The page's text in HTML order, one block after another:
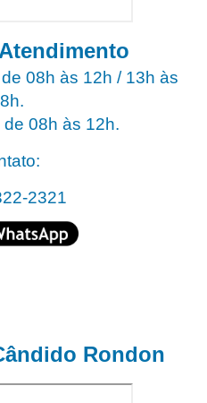
08h às 12h / 13h às
08h às 12h.
2321
Rondon